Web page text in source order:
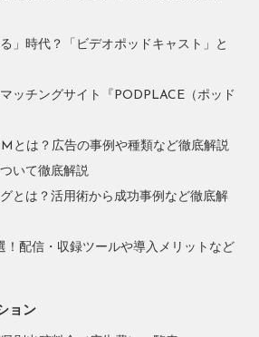
」時代？「ビデオポッドキャスト」と
ッチングサイト『PODPLACE（ポッド
とは？広告の事例や種類など徹底解説
いて徹底解説
とは？活用術から成功事例など徹底解
！配信・収録ツールや導入メリットなど
ョン